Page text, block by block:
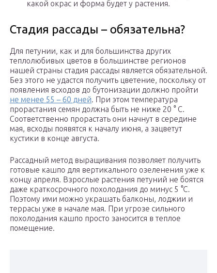
какой окрас и форма будет у растения.
Стадия рассады – обязательна?
Для петунии, как и для большинства других
теплолюбивых цветов в большинстве регионов
нашей страны стадия рассады является обязательной.
Без этого не удастся получить цветение, поскольку от
появления всходов до бутонизации должно пройти
не менее 55 – 60 дней. При этом температура
прорастания семян должна быть не ниже 20 ° С.
Соответственно прорастать они начнут в середине
мая, всходы появятся к началу июня, а зацветут
кустики в конце августа.
Рассадный метод выращивания позволяет получить
готовые кашпо для вертикального озеленения уже к
концу апреля. Взрослые растения петуний не боятся
даже краткосрочного похолодания до минус 5 °С.
Поэтому ими можно украшать балконы, лоджии и
террасы уже в начале мая. При угрозе сильного
похолодания кашпо просто заносится в теплое
помещение.